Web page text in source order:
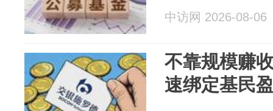
中访网 2026-08-06
不靠规模赚
速绑定基民